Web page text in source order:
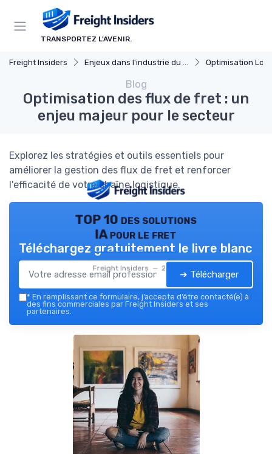
TRANSPORTEZ L'AVENIR.
Freight Insiders Enjeux dans l'industrie du fret Optimisation
Blog
Optimisation des flux de fret : un
enjeu majeur pour le secteur
Explorez les stratégies et outils essentiels pour
améliorer la gestion des flux de fret et renforcer
l'efficacité de votre chaîne logistique.
TOP 10 des solutions
IA pour le fret
Freight Insiders — 2026
Téléchargez gratuitement le livre blanc
➔ Télécharger
* En remplissant ce formulaire, j’accepte d’être contacté(e) à
des fins commerciales par Freight Insiders et ses
partenaires.
Panneau de gestion des cookies